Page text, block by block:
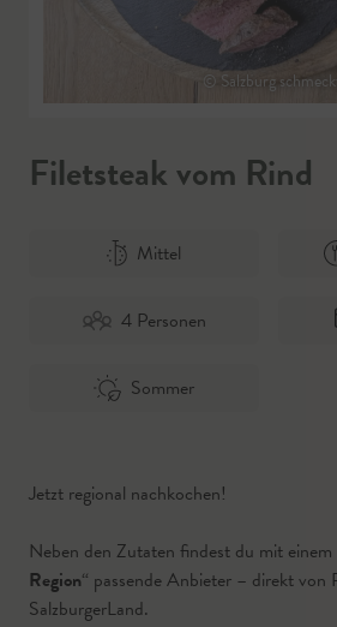
© Salzburg
Filetsteak vom Rind
Mittel
4 Personen
Sommer
Jetzt regional nachkochen!
Neben den Zutaten findest du mit
Region“ passende Anbieter – direkt von
SalzburgerLand.